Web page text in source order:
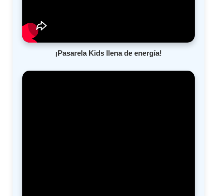
¡Pasarela Kids llena de energía!